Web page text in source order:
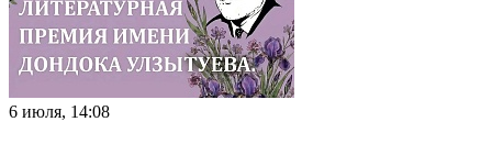
6 июля, 14:08